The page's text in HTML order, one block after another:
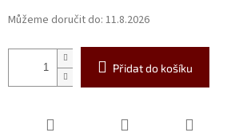
Můžeme doručit do: 11.8.2026
Přidat do košíku